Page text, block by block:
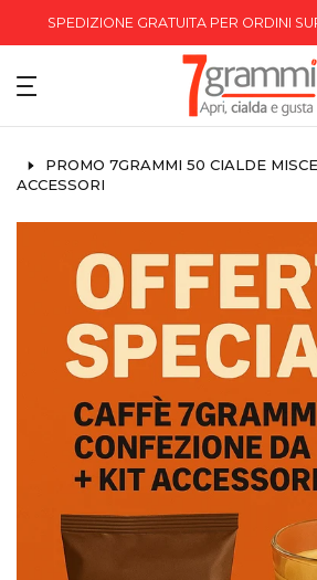
SPEDIZIONE GRATUITA PER ORDINI
PROMO 7GRAMMI 50 CIALDE
ACCESSORI